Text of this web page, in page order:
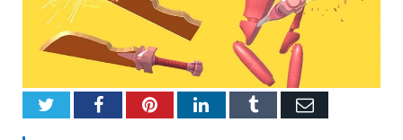
TwitterFacebookPinterestLinkedInTumblrEmail